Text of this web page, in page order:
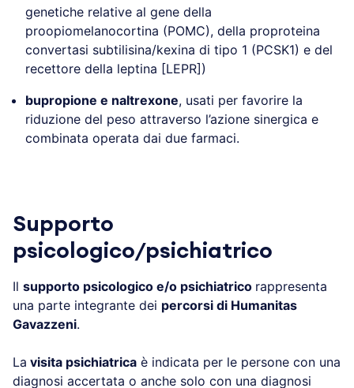
genetiche relative al gene della
proopiomelanocortina (POMC), della proproteina
convertasi subtilisina/kexina di tipo 1 (PCSK1) e del
recettore della leptina [LEPR])
bupropione e naltrexone, usati per favorire la
riduzione del peso attraverso l’azione sinergica e
combinata operata dai due farmaci.
Supporto
psicologico/psichiatrico
Il supporto psicologico e/o psichiatrico rappresenta
una parte integrante dei percorsi di Humanitas
Gavazzeni.
La visita psichiatrica è indicata per le persone con una
diagnosi accertata o anche solo con una diagnosi